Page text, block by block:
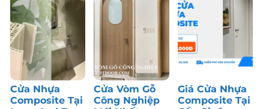
Cửa Nhựa
Composite Tại
Cửa Vòm Gỗ
Công Nghiệp
Giá Cửa Nhựa
Composite Tại